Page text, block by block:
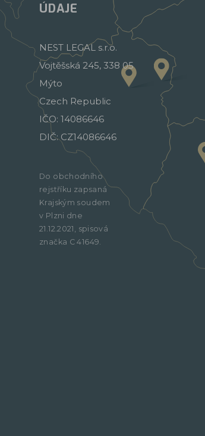
ÚDAJE
NEST LEGAL s.r.o.
Vojtěšská 245, 338 05
Mýto
Czech Republic
IČO: 14086646
DIČ: CZ14086646
Do obchodního
rejstříku zapsaná
Krajským soudem
v Plzni dne
21.12.2021, spisová
značka C 41649.